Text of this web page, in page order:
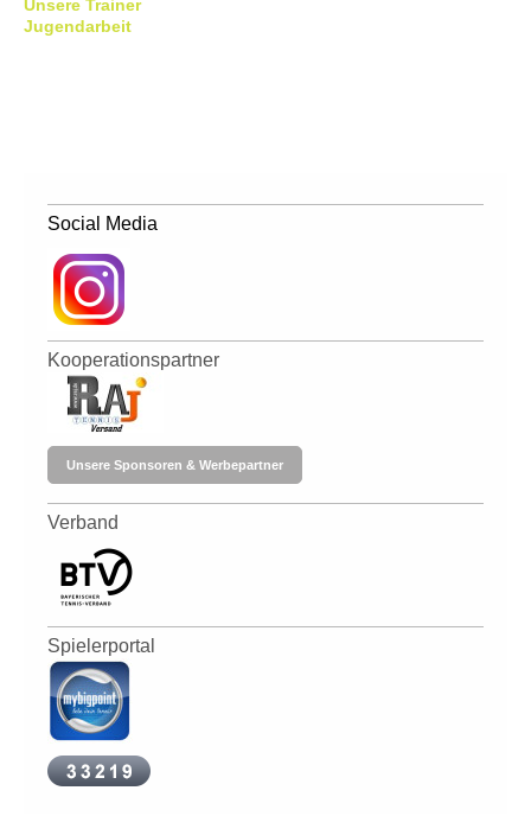
Unsere Trainer
Jugendarbeit
Social Media
Kooperationspartner
Unsere Sponsoren & Werbepartner
Verband
Spielerportal